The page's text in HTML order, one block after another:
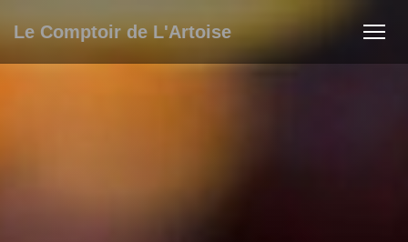
Le Comptoir de L'Artoise